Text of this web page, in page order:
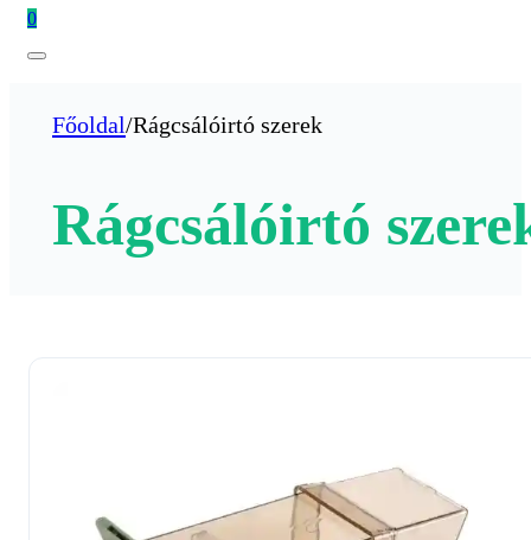
0
Főoldal/Rágcsálóirtó szerek
Rágcsálóirtó